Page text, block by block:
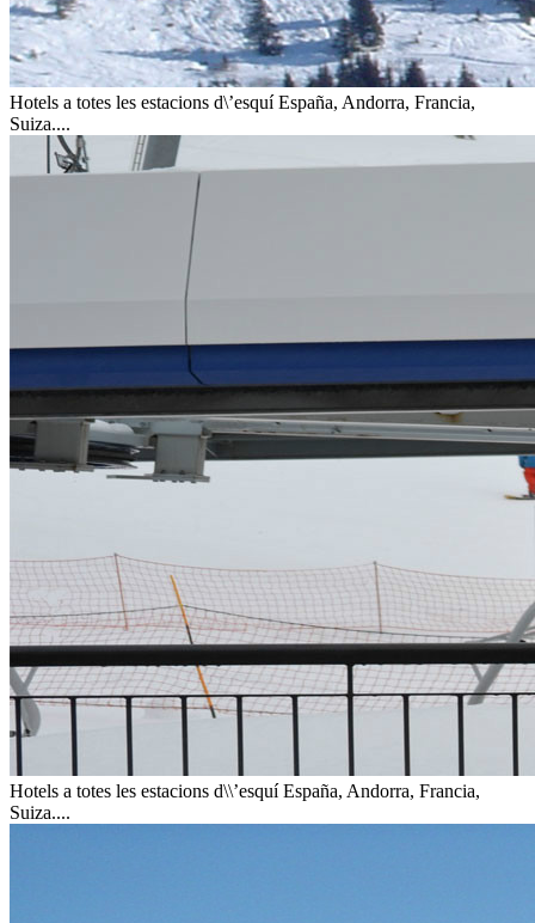
Hotels a totes les estacions d\’esquí España, Andorra, Francia,
Suiza....
Hotels a totes les estacions d\\’esquí España, Andorra, Francia,
Suiza....